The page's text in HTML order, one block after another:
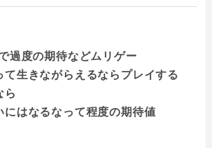
過度の期待などムリゲー
て生きながらえるならプレイする
ら
にはなるなって程度の期待値